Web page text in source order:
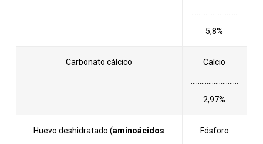
5,8%
Carbonato cálcico
Calcio
2,97%
Huevo deshidratado (aminoácidos
Fósforo